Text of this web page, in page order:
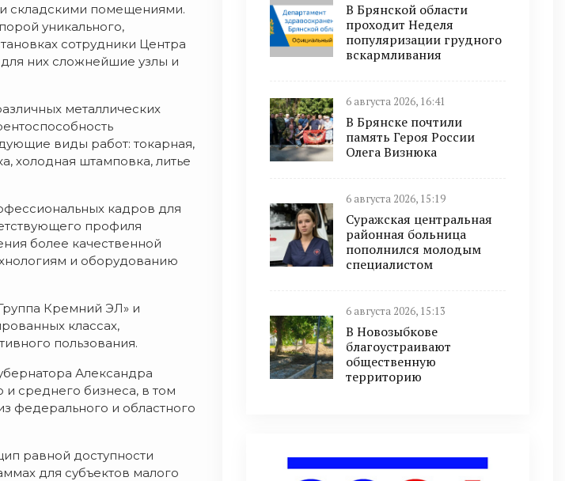
складскими помещениями.
уникального,
сотрудники Центра
для них сложнейшие узлы и
металлических
виды работ: токарная,
холодная штамповка, литье
кадров для
профиля
более качественной
и оборудованию
Кремний ЭЛ» и
классах,
пользования.
Александра
и среднего бизнеса, в том
федерального и областного
равной доступности
для субъектов малого
В Брянской области
проходит Неделя
популяризации грудного
вскармливания
6 августа 2026, 16:41
В Брянске почтили
память Героя России
Олега Визнюка
6 августа 2026, 15:19
Суражская центральная
районная больница
пополнился молодым
специалистом
6 августа 2026, 15:13
В Новозыбкове
благоустраивают
общественную
территорию